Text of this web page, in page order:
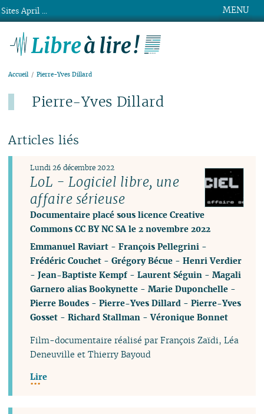
MENU
Accueil Pierre-Yves Dillard
Pierre-Yves Dillard
Articles liés
LoL - Logiciel libre, une
affaire sérieuse
Documentaire placé sous licence Creative
Commons CC BY NC SA le 2 novembre 2022
Lundi 26 décembre 2022
Emmanuel Raviart -François Pellegrini -
Frédéric Couchet -Grégory Bécue -Henri Verdier
-Jean-Baptiste Kempf-Laurent Séguin -Magali
Garnero alias Bookynette -Marie Duponchelle -
Pierre Boudes -Pierre-Yves Dillard -Pierre-Yves
Gosset -Richard Stallman -Véronique Bonnet
Film-documentaire réalisé par François Zaïdi, Léa
Deneuville et Thierry Bayoud
Lire
Sites April ...